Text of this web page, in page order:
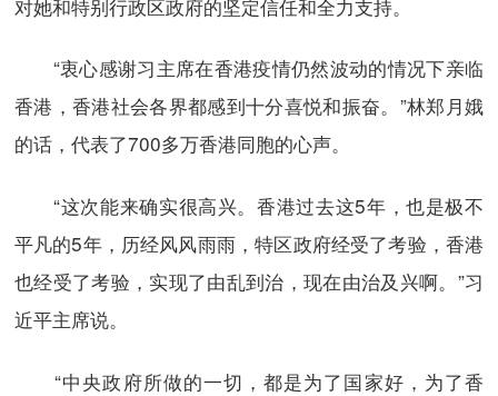
对她和特别行政区政府的坚定信任和全力支持。
“衷心感谢习主席在香港疫情仍然波动的情况下亲临
香港，香港社会各界都感到十分喜悦和振奋。”林郑月娥
的话，代表了700多万香港同胞的心声。
“这次能来确实很高兴。香港过去这5年，也是极不
平凡的5年，历经风风雨雨，特区政府经受了考验，香港
也经受了考验，实现了由乱到治，现在由治及兴啊。”习
近平主席说。
“中央政府所做的一切，都是为了国家好，为了香